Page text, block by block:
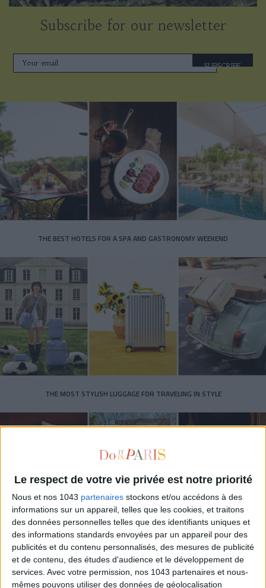
Le respect de votre vie privée est notre priorité
Nous et nos 1043 partenaires stockons et/ou accédons à des
informations sur un appareil, telles que les cookies, et traitons
des données personnelles telles que des identifiants uniques et
des informations standards envoyées par un appareil pour des
publicités et du contenu personnalisés, des mesures de publicité
et de contenu, des études d'audience et le développement de
services. Avec votre permission, nos 1043 partenaires et nous-
mêmes pouvons utiliser des données de géolocalisation
Subscribe for our newsletter
SUBSCRIBE
THE BEST HOTELS FOR A SPA AND GASTRONOMY WEEKEND
THE MOST STYLISH LUGGAGE FOR TRAVELING IN STYLE
ÉLYSÉE - ÉTOILE: CHIC ADDRESSES TO REMEMBER